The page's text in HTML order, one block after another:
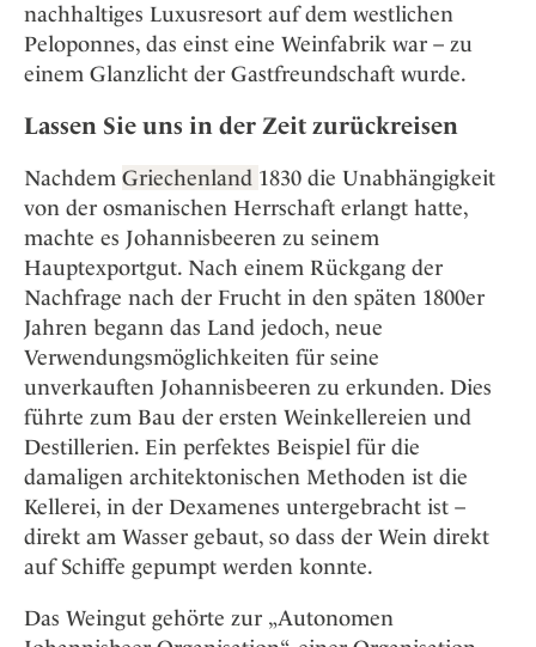
nachhaltiges Luxusresort auf dem westlichen
Peloponnes, das einst eine Weinfabrik war – zu
einem Glanzlicht der Gastfreundschaft wurde.
Lassen Sie uns in der Zeit zurückreisen
Nachdem Griechenland 1830 die Unabhängigkeit
von der osmanischen Herrschaft erlangt hatte,
machte es Johannisbeeren zu seinem
Hauptexportgut. Nach einem Rückgang der
Nachfrage nach der Frucht in den späten 1800er
Jahren begann das Land jedoch, neue
Verwendungsmöglichkeiten für seine
unverkauften Johannisbeeren zu erkunden. Dies
führte zum Bau der ersten Weinkellereien und
Destillerien. Ein perfektes Beispiel für die
damaligen architektonischen Methoden ist die
Kellerei, in der Dexamenes untergebracht ist –
direkt am Wasser gebaut, so dass der Wein direkt
auf Schiffe gepumpt werden konnte.
Das Weingut gehörte zur „Autonomen